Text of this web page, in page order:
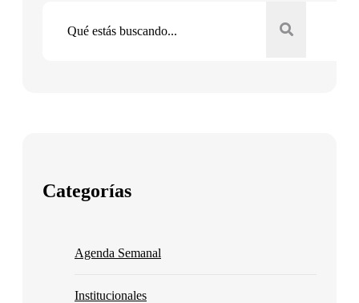
Categorías
Agenda Semanal
Institucionales